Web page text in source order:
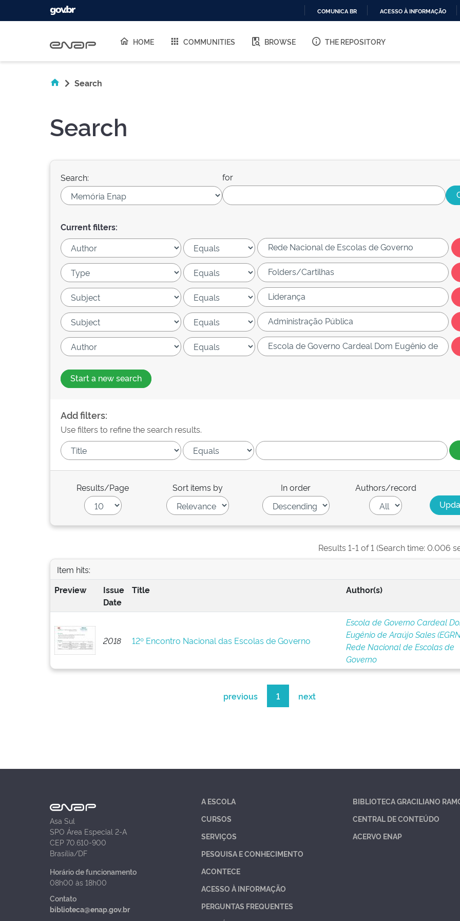
O
COMUNICA BR ACESSO À INFORMAÇÃO
HOME COMMUNITIES BROWSE THE REPOSITORY
Search
Search
Search: for
Current filters:
Start a new search
Add filters:
Use filters to refine the search results.
Results/Page Sort items by In order Authors/record
Results 1-1 of 1 (Search time: 0.006
Item hits:
Preview
Issue
Date
Title Author(s)
2018 12º Encontro Nacional das Escolas de Governo
Escola de Governo Cardeal
Eugênio de Araújo Sales
Rede Nacional de Escolas de
Governo
previous 1 next
Asa Sul
SPO Área Especial 2-A
CEP 70.610-900
Brasília/DF
Horário de funcionamento
08h00 às 18h00
Contato
biblioteca@enap.gov.br
A ESCOLA
CURSOS
SERVIÇOS
PESQUISA E CONHECIMENTO
ACONTECE
ACESSO À INFORMAÇÃO
PERGUNTAS FREQUENTES
BIBLIOTECA GRACILIANO
CENTRAL DE CONTEÚDO
ACERVO ENAP